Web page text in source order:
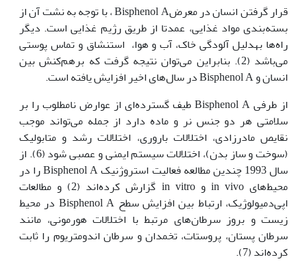
قرار گرفتن انسان در معرضBisphenol A ، با توجه به نشت آن از
بسته‌بندی مواد غذایی، عمدتا از طریق رژیم غذایی است. دیگر
راه‌ها به‏دلیل آلودگی خاک، آب و هوا، استنشاق و تماس پوستی
می‌باشد (2). بنابراین می‌توان نتیجه گرفت که برهم‌کنش بین
انسان و Bisphenol A در سال‌های اخیر افزایش یافته است.
از طرفی Bisphenol A طیف گسترده‌ای از عوارض نامطلوب را بر
سلامتی هر دو جنس نر و ماده دارد از جمله می‌تواند موجب
نقایص مادرزادی، اختلالات باروری، اختلالات رشد و متابولیک
(سوخت و ساز بدن)، اختلالات سیستم ایمنی و عصبی شود (6). از
سال 1993 چندین مطالعه فعالیت استروژنیک Bisphenol A را در
محیط‌های in vivo و in vitro گزارش کرده‌اند (2) و مطالعات
اپی‌دمیولوژیک، ارتباط بین افزایش سطح Bisphenol A در محیط
زیست و بروز سرطان‌های مرتبط با اختلالات هورمونی، مانند
سرطان پستان، پروستات، تخمدان و سرطان اندومتریوم را ثابت
کرده‌اند (7).